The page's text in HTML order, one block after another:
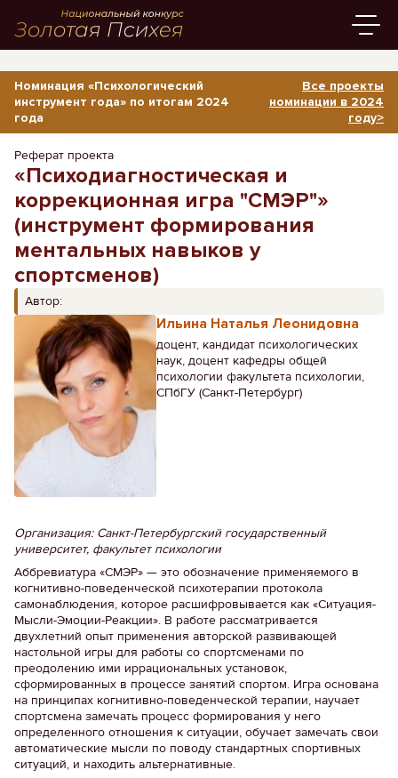
Номинация «Психологический
инструмент года» по итогам 2024
года
Все проекты
номинации в 2024
году>
Реферат проекта
«Психодиагностическая и
коррекционная игра "СМЭР"»
(инструмент формирования
ментальных навыков у
спортсменов)
Автор:
Ильина Наталья Леонидовна
доцент, кандидат психологических
наук, доцент кафедры общей
психологии факультета психологии,
СПбГУ (Санкт-Петербург)
Организация: Санкт-Петербургский государственный
университет, факультет психологии
Аббревиатура «СМЭР» — это обозначение применяемого в
когнитивно-поведенческой психотерапии протокола
самонаблюдения, которое расшифровывается как «Ситуация-
Мысли-Эмоции-Реакции». В работе рассматривается
двухлетний опыт применения авторской развивающей
настольной игры для работы со спортсменами по
преодолению ими иррациональных установок,
сформированных в процессе занятий спортом. Игра основана
на принципах когнитивно-поведенческой терапии, научает
спортсмена замечать процесс формирования у него
определенного отношения к ситуации, обучает замечать свои
автоматические мысли по поводу стандартных спортивных
ситуаций, и находить альтернативные.